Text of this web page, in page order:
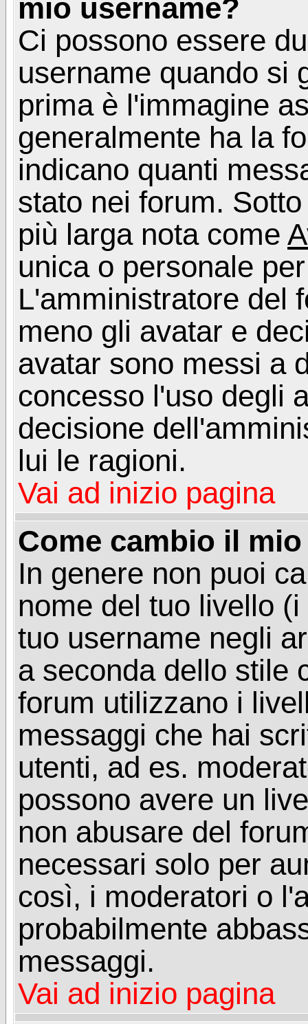
mio username?
Ci possono essere
username quando si
prima è l'immagine
generalmente ha la
indicano quanti
stato nei forum.
più larga nota come
unica o personale
L'amministratore del
meno gli avatar e
avatar sono messi a
concesso l'uso degli
decisione
lui le ragioni.
Vai ad inizio pagina
Come cambio il
In genere non puoi
nome del tuo livello
tuo username negli
a seconda dello stile
forum utilizzano i
messaggi che hai
utenti, ad es.
possono avere un
non abusare del
necessari solo per
così, i moderatori o
probabilmente
messaggi.
Vai ad inizio pagina